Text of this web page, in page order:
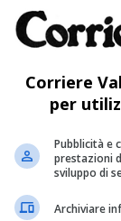
iscriversi
Incontro
con
Corriere
per
Pubblicità e
prestazioni
sviluppo di
Archiviare